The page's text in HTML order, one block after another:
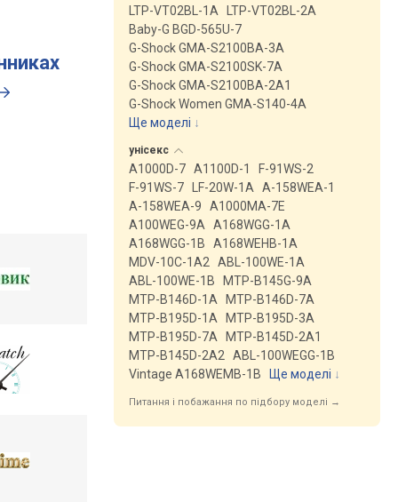
LTP-VT02BL-1A
LTP-VT02BL-2A
Baby-G BGD-565U-7
G-Shock GMA-S2100BA-3A
G-Shock GMA-S2100SK-7A
G-Shock GMA-S2100BA-2A1
G-Shock Women GMA-S140-4A
Ще моделі ↓
унісекс
A1000D-7 A1100D-1
F-91WS-2
F-91WS-7
LF-20W-1A
A-158WEA-1
A-158WEA-9
A1000MA-7E
A100WEG-9A
A168WGG-1A
A168WGG-1B
A168WEHB-1A
MDV-10C-1A2
ABL-100WE-1A
ABL-100WE-1B
MTP-B145G-9A
MTP-B146D-1A
MTP-B146D-7A
MTP-B195D-1A
MTP-B195D-3A
MTP-B195D-7A
MTP-B145D-2A1
MTP-B145D-2A2
ABL-100WEGG-1B
Vintage A168WEMB-1B
Ще моделі ↓
Питання і побажання по підбору моделі →